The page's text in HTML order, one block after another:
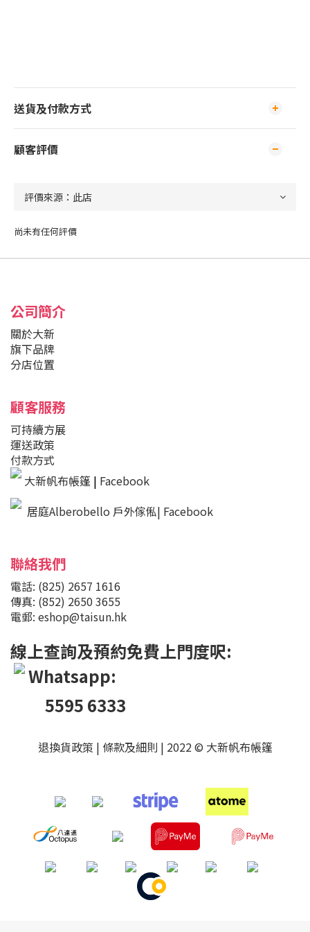
送貨及付款方式
顧客評價
尚未有任何評價
公司簡介
關於大新
旗下品牌
分店位置
顧客服務
可持續方展
運送政策
付款方式
大新帆布帳篷 | Facebook
居庭Alberobello 戶外傢俬| Facebook
聯絡我們
電話: (825) 2657 1616
傳真: (852) 2650 3655
電郵: eshop@taisun.hk
線上查詢及預約免費上門度呎:
Whatsapp:
5595 6333
退換貨政策 | 條款及細則 | 2022 © 大新帆布帳篷